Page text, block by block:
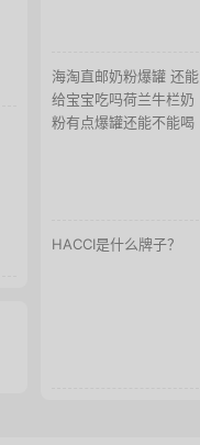
海淘直邮奶粉爆罐 还能
给宝宝吃吗荷兰牛栏奶
粉有点爆罐还能不能喝
HACCI是什么牌子？